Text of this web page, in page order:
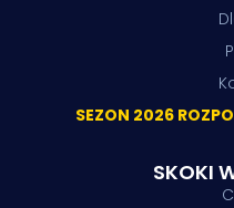
SEZON 2026
SKOKI